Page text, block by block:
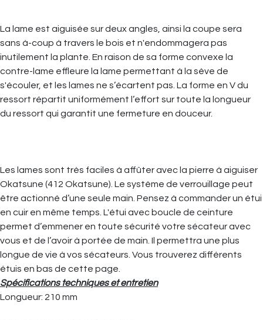
La lame est aiguisée sur deux angles, ainsi la coupe sera
sans à-coup à travers le bois et n'endommagera pas
inutilement la plante. En raison de sa forme convexe la
contre-lame effleure la lame permettant à la sève de
s'écouler, et les lames ne s’écartent pas. La forme en V du
ressort répartit uniformément l’effort sur toute la longueur
du ressort qui garantit une fermeture en douceur.
Les lames sont très faciles à affûter avec la pierre à aiguiser
Okatsune (412 Okatsune). Le système de verrouillage peut
être actionné d’une seule main. Pensez à commander un étui
en cuir en même temps. L'étui avec boucle de ceinture
permet d’emmener en toute sécurité votre sécateur avec
vous et de l’avoir à portée de main. Il permettra une plus
longue de vie à vos sécateurs. Vous trouverez différents
étuis en bas de cette page.
Spécifications techniques et entretien
Longueur: 210 mm